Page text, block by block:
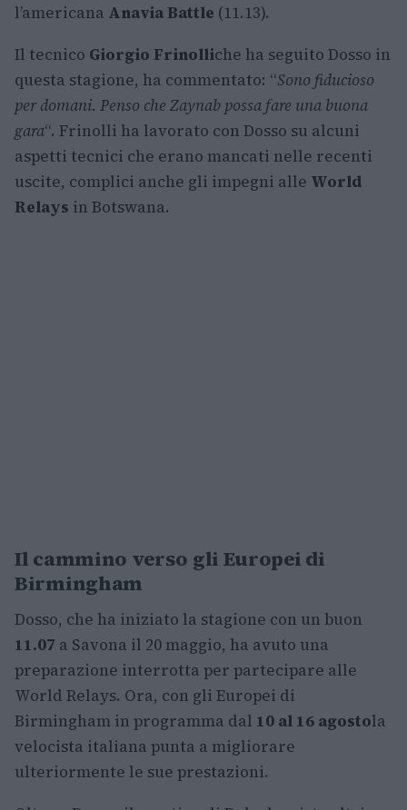
l’americana Anavia Battle (11.13).
Il tecnico Giorgio Frinolliche ha seguito Dosso in
questa stagione, ha commentato: “Sono fiducioso
per domani. Penso che Zaynab possa fare una buona
gara“. Frinolli ha lavorato con Dosso su alcuni
aspetti tecnici che erano mancati nelle recenti
uscite, complici anche gli impegni alle World
Relays in Botswana.
Il cammino verso gli Europei di
Birmingham
Dosso, che ha iniziato la stagione con un buon
11.07 a Savona il 20 maggio, ha avuto una
preparazione interrotta per partecipare alle
World Relays. Ora, con gli Europei di
Birmingham in programma dal 10 al 16 agostola
velocista italiana punta a migliorare
ulteriormente le sue prestazioni.